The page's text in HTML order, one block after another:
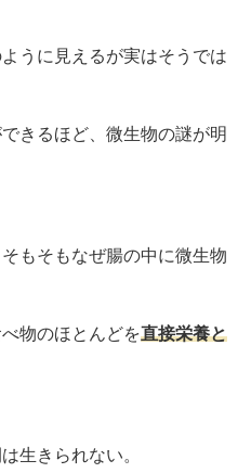
うに見えるが実はそうでは
きるほど、微生物の謎が明
もそもなぜ腸の中に微生物
物のほとんどを直接栄養と
生きられない。